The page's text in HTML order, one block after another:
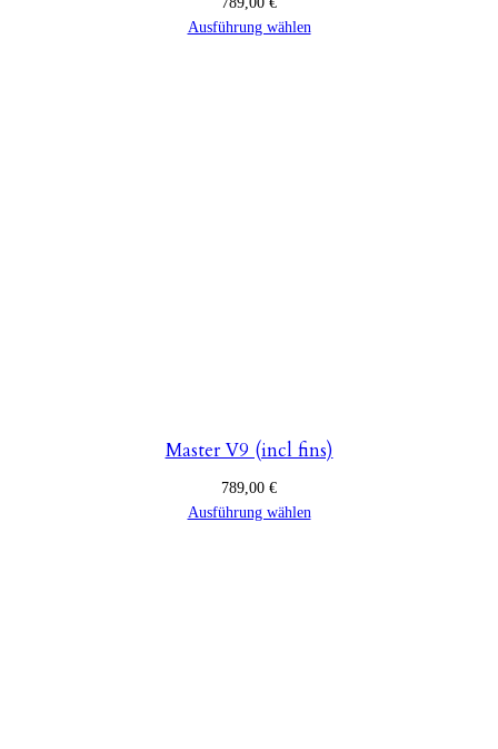
Ausführung wählen
Master V9 (incl fins)
789,00 €
Ausführung wählen